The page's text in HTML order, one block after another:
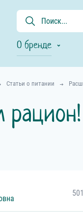
О бренде
Статьи о питании